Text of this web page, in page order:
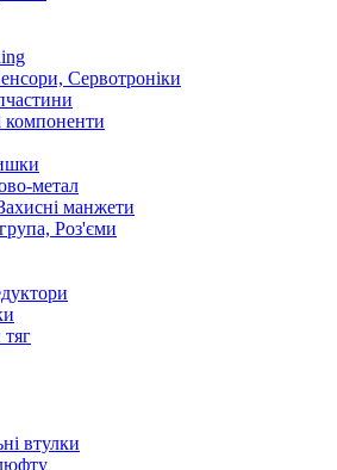
Сервотроніки
компоненти
метал
манжети
Роз'єми
втулки